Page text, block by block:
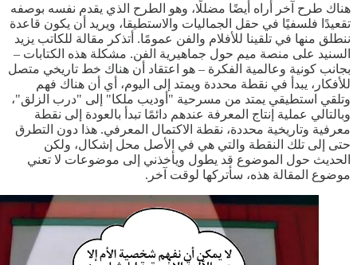
هناك طرح آخر أراه أيضًا مضللًا، وهو الطرح الذي يقدم نفسه بوصفه
تقعيدًا فلسفيًا في حقل الجماليات والاستطيقا، ويريد أن يكون قاعدة
ننطلق منها في تلقينا للأفلام والفن عمومًا. أتذكر مقالة للكاتب يزيد
السنيد على منصة ميم حول جماهيرية الفن. مشكلة هذه الكتابات –
بجانب كونية وعالمية الفكرة – هو اعتقاد أن هناك خط تاريخي متصل
للأفكار، يبدأ في نقطة محددة ويمتد إلى اليوم، أي أن هناك فهم
وتلقي استطيقي يمتد من مسرحية "أوديب ملكا" إلى "درب الزلق"،
وبالتالي عملية إنتاج المعرفة عندهم دائمًا تبدأ بالعودة إلى نقطة
معرفية وتاريخية محددة، نقطة الاكتمال المعرفي. هذا دون التطرق
حتى إلى تلك النقطة والتي هي في الأصل محل إشكال، ولكن
الحديث حول الموضوع قد يطول ويأخذني إلى موضوعات لا تعني
موضوع المقالة هذه، سأتركها لوقت آخر.